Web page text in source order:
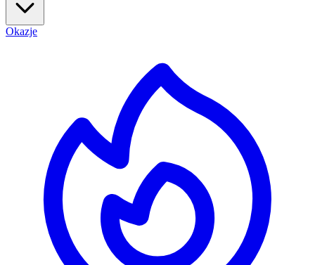
Okazje